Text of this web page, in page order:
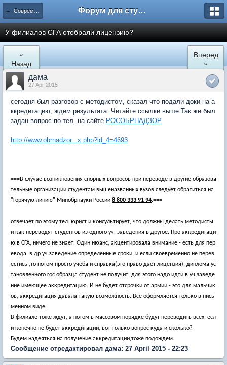
← Современная Гуманитарная Академия Форум для студента СГА
У филиалов СГА отобрали лицензию?
«
Назад
Вперед
»
дама
27 Apr 2015
сегодня был разговор с методистом, сказал что подали доки на а
ккредитацию, ждем результата. Читайте ссылки выше.Так же был
задан вопрос по тел. на сайте РОСОБРНАДЗОР
http://www.obrnadzor...x.php?id_4=4693
===В случае возникновения спорных вопросов при переводе в другие образова
тельные организации студентам вышеназванных вузов следует обратиться на
"Горячую линию" Минобрнауки России 8 800 333 91 94.===
отвечает по этому тел. юрист и консультирует, что должны делать методисты
и как переводят студентов из одного уч. заведения в другое. Про аккредитаци
ю в СГА, ничего не знает. Один нюанс, акцентировала внимание - есть для пер
евода в др уч.заведение определенные сроки, и если своевременно не перев
естись ,то потом просто учеба и справка(это право дает лицензия), диплома ус
тановленного гос.образца студент не получит, для этого надо идти в уч.заведе
ние имеющее аккредитацию. И не будет отсрочки от армии - это для мальчик
ов, аккредитация давала такую возможность. Все оформляется только в пись
менном виде.
В филиале тоже ждут, а потом в массовом порядке будут переводить всех, есл
и конечно не будет аккредитации, вот только вопрос куда и сколько?
Будем надеяться на получение аккредитации,тоже подождем.
Сообщение отредактировал дама: 27 April 2015 - 22:23